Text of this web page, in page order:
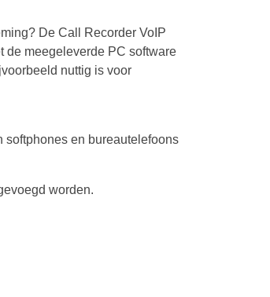
De Call Recorder VoIP
de meegeleverde PC software
nuttig is voor
softphones en bureautelefoons
worden.